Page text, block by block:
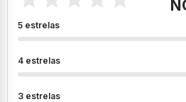
5 estrelas
4 estrelas
3 estrelas